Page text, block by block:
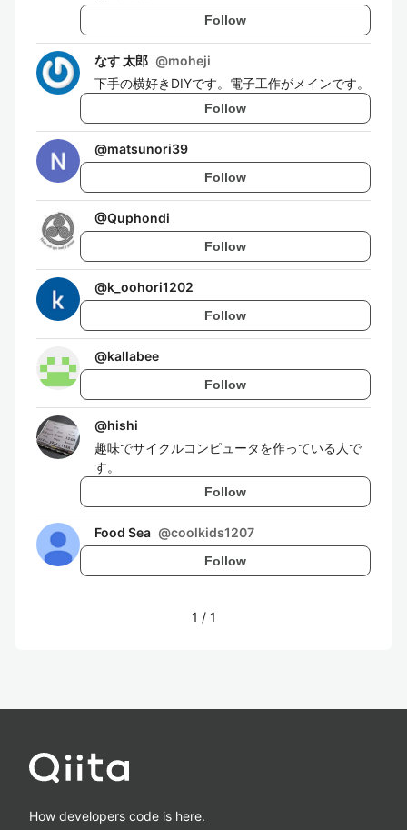
Follow
なす 太郎 @moheji
下手の横好きDIYです。電子工作がメインです。
Follow
@matsunori39
Follow
@Quphondi
Follow
@k_oohori1202
Follow
@kallabee
Follow
@hishi
趣味でサイクルコンピュータを作っている人で
す。
Follow
Food Sea @coolkids1207
Follow
1 / 1
How developers code is here.